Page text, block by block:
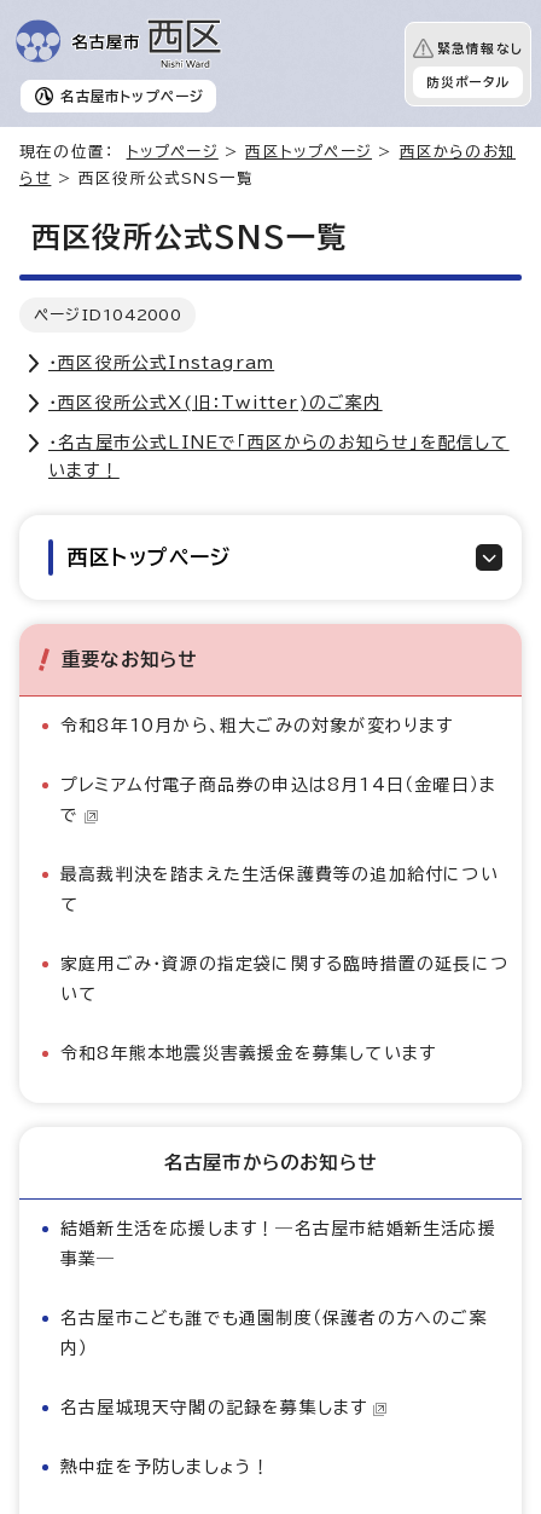
名古屋市 トップページ
緊急情報なし
防災ポータル
現在の位置： トップページ >西区トップページ > 西区からのお知
らせ
> 西区役所公式SNS一覧
西区役所公式SNS一覧
ページID 1042000
・西区役所公式Instagram
・西区役所公式X(旧：Twitter)のご案内
・名古屋市公式LINEで「西区からのお知らせ」を配信して
います！
西区トップページ
重要なお知らせ
令和8年10月から、粗大ごみの対象が変わります
プレミアム付電子商品券の申込は8月14日（金曜日）ま
で
最高裁判決を踏まえた生活保護費等の追加給付につい
て
家庭用ごみ・資源の指定袋に関する臨時措置の延長につ
いて
令和8年熊本地震災害義援金を募集しています
名古屋市からのお知らせ
結婚新生活を応援します！―名古屋市結婚新生活応援
事業―
名古屋市こども誰でも通園制度（保護者の方へのご案
内）
名古屋城現天守閣の記録を募集します
熱中症を予防しましょう！